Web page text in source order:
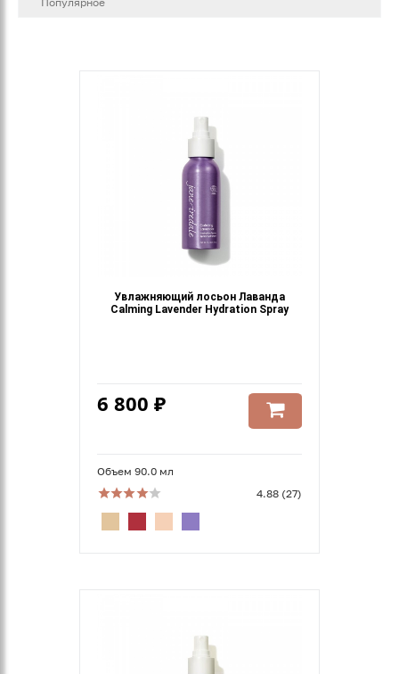
Увлажняющий лосьон Лаванда
Calming Lavender Hydration Spray
6 800 ₽
Объем 90.0 мл
4.88 (27)